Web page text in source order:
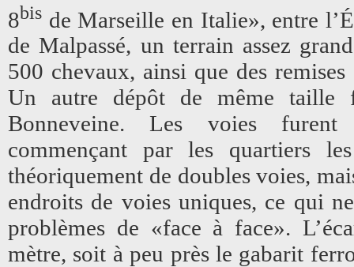
8bis de Marseille en Italie», entre
de Malpassé, un terrain assez
500 chevaux, ainsi que des
Un autre dépôt de même taille
Bonneveine. Les voies furent
commençant par les quartiers
théoriquement de doubles voies,
endroits de voies uniques, ce qui
problèmes de «face à face».
mètre, soit à peu près le gabarit